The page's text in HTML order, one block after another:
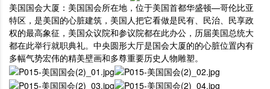
美国国会大厦：美国国会所在地，位于美国首都华盛顿—哥伦比亚
特区，是美国的心脏建筑，美国人把它看做是民有、民治、民享政
权的最高象征，美国众议院和参议院都在此办公，历届美国总统大
都在此举行就职典礼。中央圆形大厅是国会大厦的的心脏位置内有
多幅气势宏伟的精美壁画和多尊重要历史人物雕塑。